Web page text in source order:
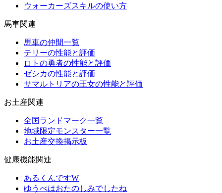
ウォーカーズスキルの使い方
馬車関連
馬車の仲間一覧
テリーの性能と評価
ロトの勇者の性能と評価
ゼシカの性能と評価
サマルトリアの王女の性能と評価
お土産関連
全国ランドマーク一覧
地域限定モンスター一覧
お土産交換掲示板
健康機能関連
あるくんですW
ゆうべはおたのしみでしたね